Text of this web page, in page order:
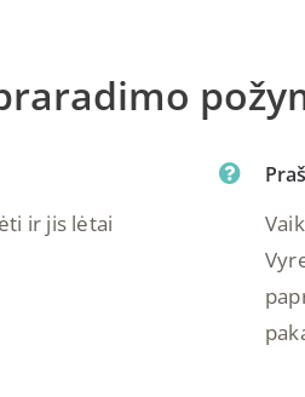
ir jis lėtai